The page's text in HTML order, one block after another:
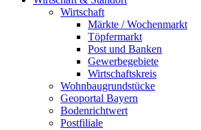
Wirtschaft
Märkte / Wochenmarkt
Töpfermarkt
Post und Banken
Gewerbegebiete
Wirtschaftskreis
Wohnbaugrundstücke
Geoportal Bayern
Bodenrichtwert
Postfiliale